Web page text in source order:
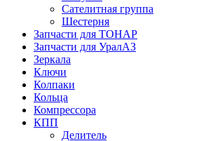
Сателитная группа
Шестерня
Запчасти для ТОНАР
Запчасти для УралАЗ
Зеркала
Ключи
Колпаки
Кольца
Компрессора
КПП
Делитель